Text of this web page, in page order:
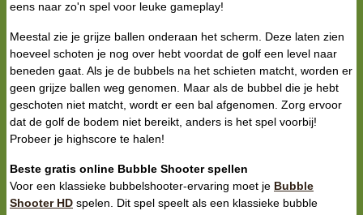
eens naar zo'n spel voor leuke gameplay!
Meestal zie je grijze ballen onderaan het scherm. Deze laten zien
hoeveel schoten je nog over hebt voordat de golf een level naar
beneden gaat. Als je de bubbels na het schieten matcht, worden er
geen grijze ballen weg genomen. Maar als de bubbel die je hebt
geschoten niet matcht, wordt er een bal afgenomen. Zorg ervoor
dat de golf de bodem niet bereikt, anders is het spel voorbij!
Probeer je highscore te halen!
Beste gratis online Bubble Shooter spellen
Voor een klassieke bubbelshooter-ervaring moet je Bubble
Shooter HD spelen. Dit spel speelt als een klassieke bubble